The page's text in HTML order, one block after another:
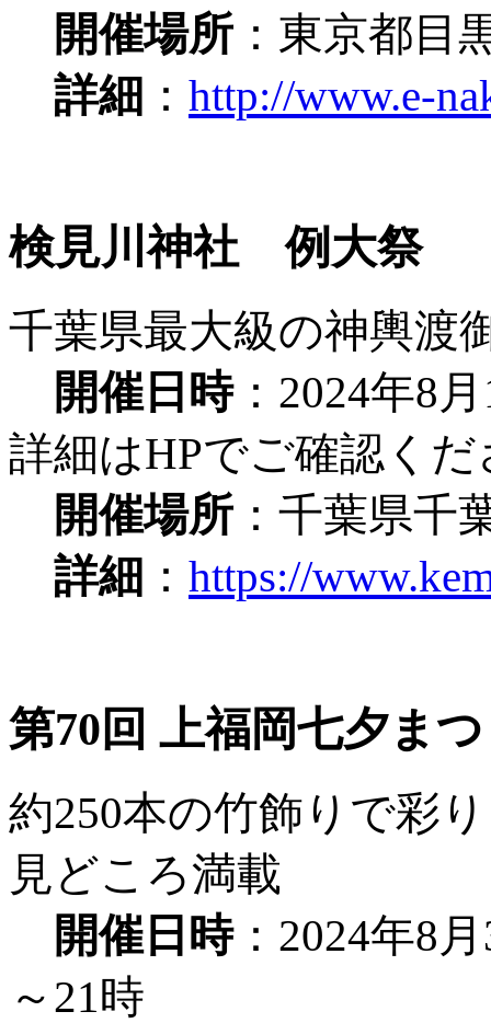
開催場所 ：東京都目
詳細 ： http://www.e-
検見川神社 例大祭
千葉県最大級の神輿渡
開催日時：2024年8
詳細はHPでご確認くだ
開催場所 ：千葉県千
詳細 ： https://
第70回 上福岡七夕ま
約250本の竹飾りで彩
見どころ満載
開催日時：2024年8
～21時